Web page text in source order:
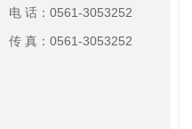
电 话：0561-3053252
传 真：0561-3053252